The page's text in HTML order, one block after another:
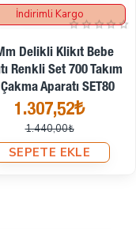
İndirimde
İndirimli Kargo
İçin 100 Metre Tip
Şerit Fermuar Ve
Elcikli Kürsör Seti
T10T-NAYLON-100M50C
1.858,56₺
1.956,77₺